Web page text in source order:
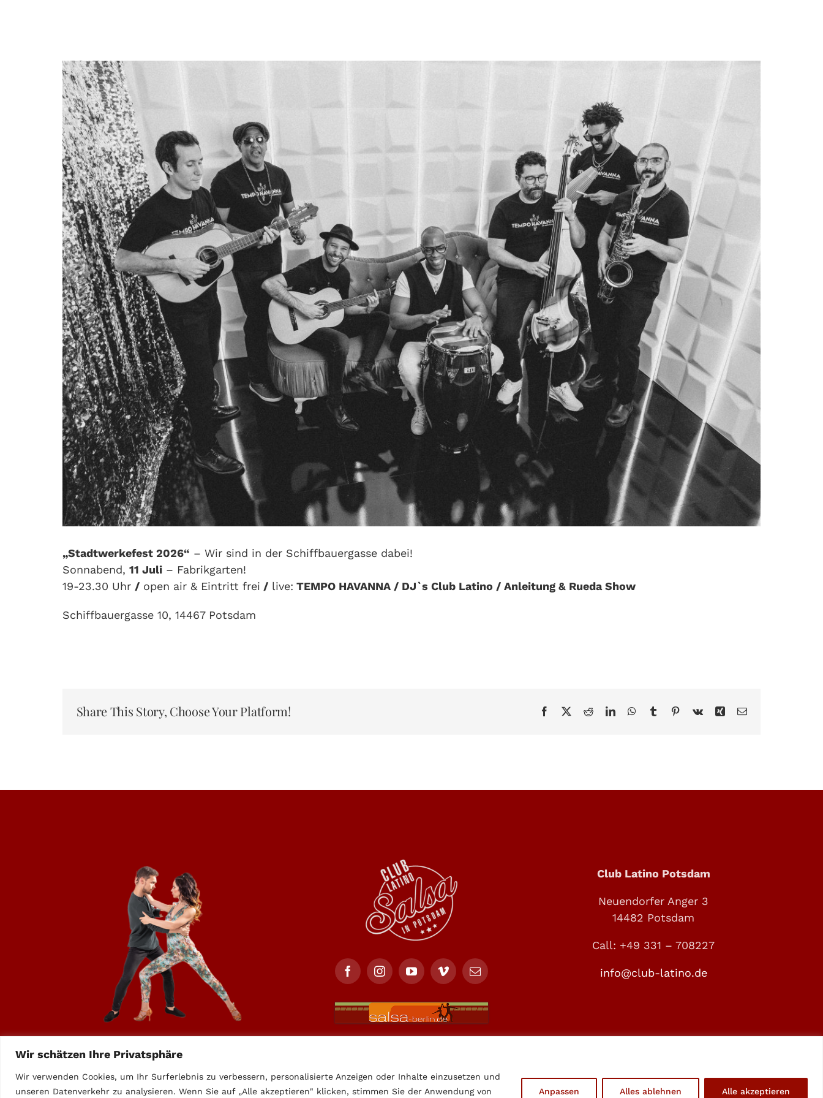
Wir schätzen Ihre Privatsphäre
Wir verwenden Cookies, um Ihr Surferlebnis zu verbessern, personalisierte Anzeigen oder Inhalte einzusetzen und
unseren Datenverkehr zu analysieren. Wenn Sie auf „Alle akzeptieren" klicken, stimmen Sie der Anwendung von
Anpassen Alles ablehnen Alle akzeptieren
Zeige
grösseres
Bild
„Stadtwerkefest 2026“ – Wir sind in der Schiffbauergasse dabei!
Sonnabend, 11 Juli – Fabrikgarten!
19-23.30 Uhr / open air & Eintritt frei / live: TEMPO HAVANNA / DJ`s Club Latino / Anleitung & Rueda Show
Schiffbauergasse 10, 14467 Potsdam
Share This Story, Choose Your Platform! Facebook
X RedditLinkedInWhatsApp
TumblrPinterest
Vk Xing E-
Club Latino Potsdam
Neuendorfer Anger 3
14482 Potsdam
Call: +49 331 – 708227
info@club-latino.de
© Copyright 2012 - 2026 |Club Latino Potsdam|Datenschutz |Impressum